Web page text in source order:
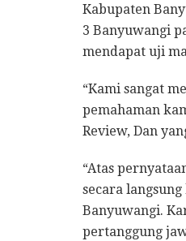
Kabupaten
3 Banyuwangi
mendapat uji
“Kami sangat
pemahaman
Review, Dan
“Atas
secara
Banyuwangi.
pertanggung